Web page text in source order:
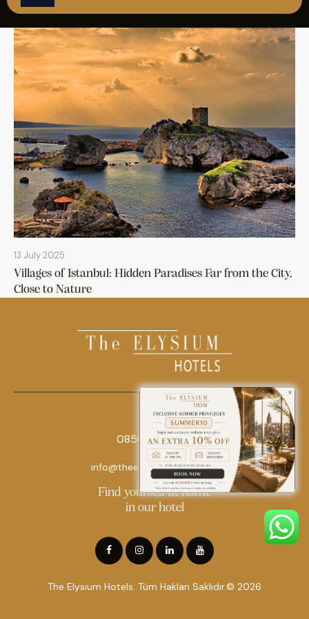
13 July 2025
Villages of Istanbul: Hidden Paradises Far from the City,
Close to Nature
0850 242 18 18
info@theelysiumhotels.com
Find yourself at home
in our hotel
The Elysium Hotels. Tüm Hakları Saklıdır.© 2026